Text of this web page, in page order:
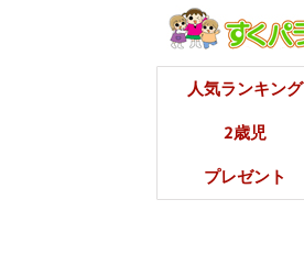
人気ランキング
2歳児
プレゼント